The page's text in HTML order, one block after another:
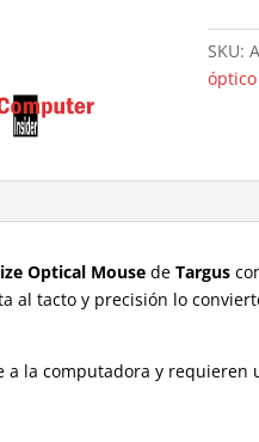
Size
Optical
SKU:
Optical Mouse deTargus
al tacto y precisión lo
la computadora y